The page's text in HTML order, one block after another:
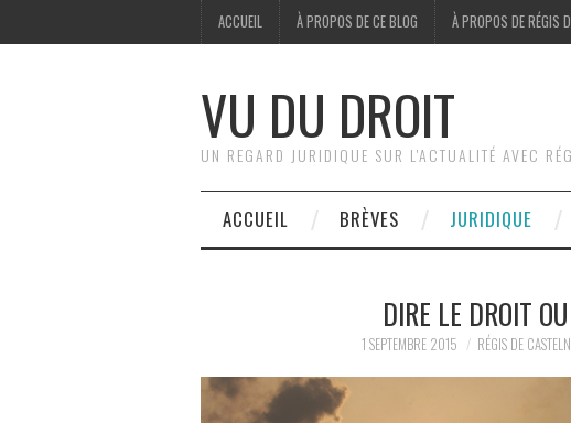
ACCUEIL À PROPOS DE CE BLOG À PROPOS DE RÉGIS
VU DU DROIT
UN REGARD JURIDIQUE SUR L'ACTUALITÉ AVEC
ACCUEIL BRÈVES JURIDIQUE
DIRE LE DROIT
1 SEPTEMBRE 2015 RÉGIS DE